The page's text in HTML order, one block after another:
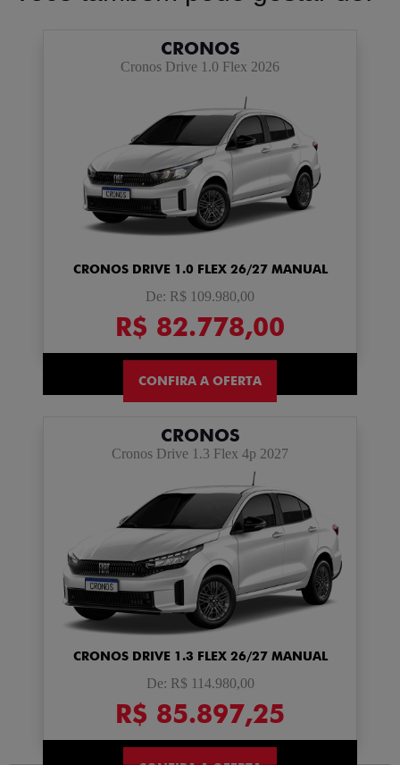
CRONOS
Cronos Drive 1.0 Flex 2026
CRONOS DRIVE 1.0 FLEX 26/27 MANUAL
De: R$ 109.980,00
R$ 82.778,00
CONFIRA A OFERTA
CRONOS
Cronos Drive 1.3 Flex 4p 2027
CRONOS DRIVE 1.3 FLEX 26/27 MANUAL
De: R$ 114.980,00
R$ 85.897,25